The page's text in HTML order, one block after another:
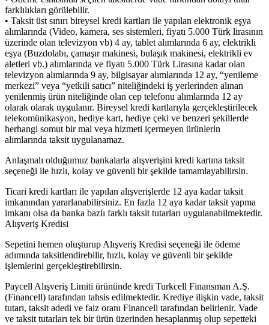
farklılıkları görülebilir.
• Taksit üst sınırı bireysel kredi kartları ile yapılan elektronik eşya
alımlarında (Video, kamera, ses sistemleri, fiyatı 5.000 Türk lirasının
üzerinde olan televizyon vb) 4 ay, tablet alımlarında 6 ay, elektrikli
eşya (Buzdolabı, çamaşır makinesi, bulaşık makinesi, elektrikli ev
aletleri vb.) alımlarında ve fiyatı 5.000 Türk Lirasına kadar olan
televizyon alımlarında 9 ay, bilgisayar alımlarında 12 ay, “yenileme
merkezi” veya “yetkili satıcı” niteliğindeki iş yerlerinden alınan
yenilenmiş ürün niteliğinde olan cep telefonu alımlarında 12 ay
olarak olarak uygulanır. Bireysel kredi kartlarıyla gerçekleştirilecek
telekomünikasyon, hediye kart, hediye çeki ve benzeri şekillerde
herhangi somut bir mal veya hizmeti içermeyen ürünlerin
alımlarında taksit uygulanamaz.
Anlaşmalı olduğumuz bankalarla alışverişini kredi kartına taksit
seçeneği ile hızlı, kolay ve güvenli bir şekilde tamamlayabilirsin.
Ticari kredi kartları ile yapılan alışverişlerde 12 aya kadar taksit
imkanından yararlanabilirsiniz. En fazla 12 aya kadar taksit yapma
imkanı olsa da banka bazlı farklı taksit tutarları uygulanabilmektedir.
Alışveriş Kredisi
Sepetini hemen oluşturup Alışveriş Kredisi seçeneği ile ödeme
adımında taksitlendirebilir, hızlı, kolay ve güvenli bir şekilde
işlemlerini gerçekleştirebilirsin.
Paycell Alışveriş Limiti ürününde kredi Turkcell Finansman A.Ş.
(Financell) tarafından tahsis edilmektedir. Krediye ilişkin vade, taksit
tutarı, taksit adedi ve faiz oranı Financell tarafından belirlenir. Vade
ve taksit tutarları tek bir ürün üzerinden hesaplanmış olup sepetteki